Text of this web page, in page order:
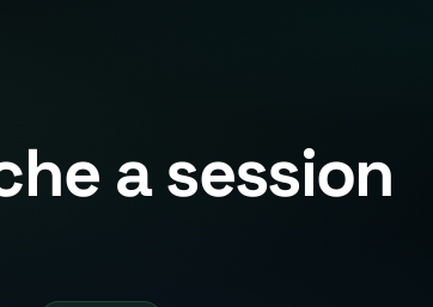
a session